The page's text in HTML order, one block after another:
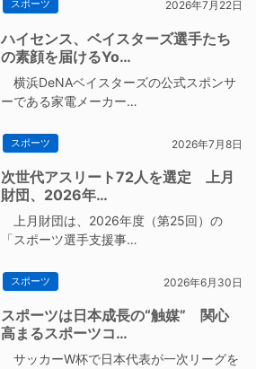
スポーツ 2026年7月22日
ハイセンス、ベイスターズ選手たち
の素顔を届けるYo…
横浜DeNAベイスターズの公式スポンサ
ーである家電メーカー…
スポーツ 2026年7月8日
次世代アスリート72人を選定 上月
財団、2026年…
上月財団は、2026年度（第25回）の
「スポーツ選手支援事…
スポーツ 2026年6月30日
スポーツは日本成長の“触媒” 関心
高まるスポーツコ…
サッカーW杯で日本代表が一次リーグを